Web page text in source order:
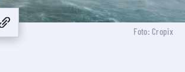
Foto: Cropix